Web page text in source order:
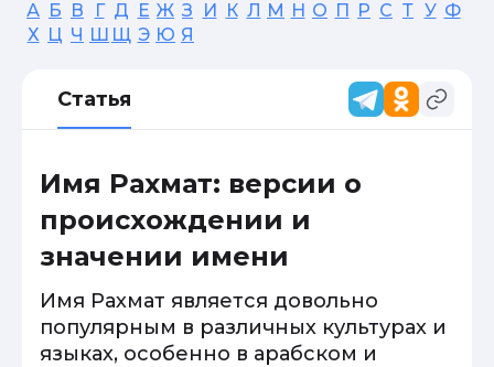
А Б В Г Д Е Ж З И К Л М Н О П Р С Т У Ф
Х Ц Ч Ш Щ Э Ю Я
Статья
Имя Рахмат: версии о
происхождении и
значении имени
Имя Рахмат является довольно
популярным в различных культурах и
языках, особенно в арабском и